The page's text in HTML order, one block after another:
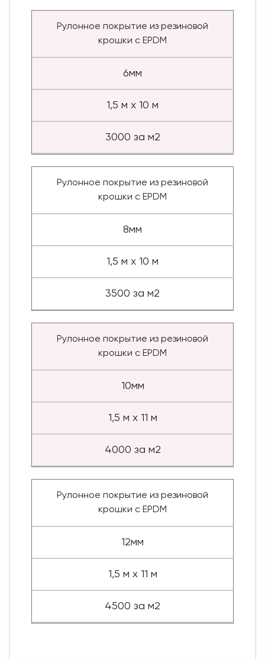
Рулонное покрытие из резиновой
крошки с EPDM
6мм
1,5 м х 10 м
3000 за м2
Рулонное покрытие из резиновой
крошки с EPDM
8мм
1,5 м х 10 м
3500 за м2
Рулонное покрытие из резиновой
крошки с EPDM
10мм
1,5 м х 11 м
4000 за м2
Рулонное покрытие из резиновой
крошки с EPDM
12мм
1,5 м х 11 м
4500 за м2